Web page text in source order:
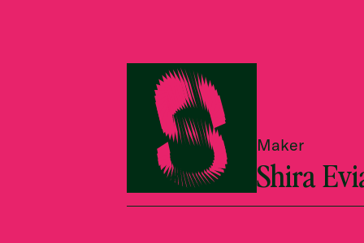
Maker
Shira